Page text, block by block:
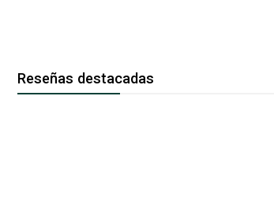
Reseñas destacadas